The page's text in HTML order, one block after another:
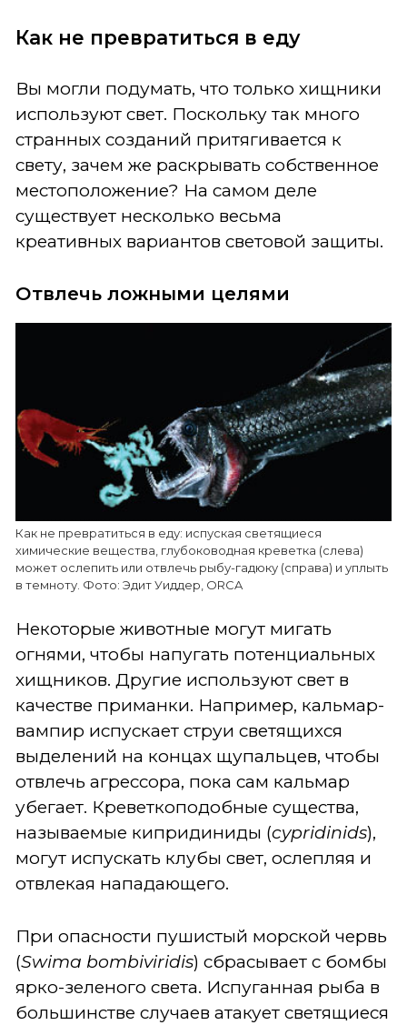
Как не превратиться в еду
Вы могли подумать, что только хищники
используют свет. Поскольку так много
странных созданий притягивается к
свету, зачем же раскрывать собственное
местоположение? На самом деле
существует несколько весьма
креативных вариантов световой защиты.
Отвлечь ложными целями
Как не превратиться в еду: испуская светящиеся
химические вещества, глубоководная креветка (слева)
может ослепить или отвлечь рыбу-гадюку (справа) и уплыть
в темноту. Фото: Эдит Уиддер, ORCA
Некоторые животные могут мигать
огнями, чтобы напугать потенциальных
хищников. Другие используют свет в
качестве приманки. Например, кальмар-
вампир испускает струи светящихся
выделений на концах щупальцев, чтобы
отвлечь агрессора, пока сам кальмар
убегает. Креветкоподобные существа,
называемые кипридиниды (cypridinids),
могут испускать клубы свет, ослепляя и
отвлекая нападающего.
При опасности пушистый морской червь
(Swima bombiviridis) сбрасывает с бомбы
ярко-зеленого света. Испуганная рыба в
большинстве случаев атакует светящиеся